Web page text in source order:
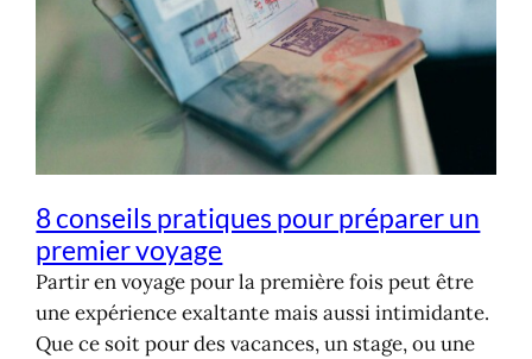
8 conseils pratiques pour préparer un
premier voyage
Partir en voyage pour la première fois peut être
une expérience exaltante mais aussi intimidante.
Que ce soit pour des vacances, un stage, ou une